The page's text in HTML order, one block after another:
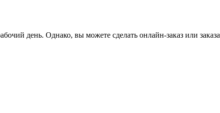
день. Однако, вы можете сделать онлайн-заказ или